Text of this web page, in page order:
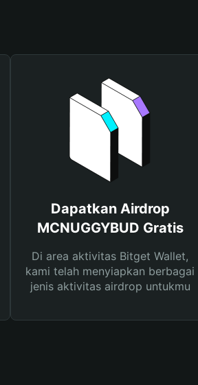
Dapatkan Airdrop
MCNUGGYBUD Gratis
Di area aktivitas Bitget Wallet,
kami telah menyiapkan berbagai
jenis aktivitas airdrop untukmu